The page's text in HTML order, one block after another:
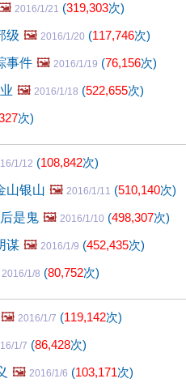
2016/1/21 (319,303次)
级 🖼️ 2016/1/20 (117,746次)
事件 🖼️ 2016/1/19 (76,156次)
🖼️ 2016/1/18 (522,655次)
次)
1/12 (108,842次)
山银山 🖼️ 2016/1/11 (510,140次)
是鬼 🖼️ 2016/1/10 (498,307次)
谋 🖼️ 2016/1/9 (452,435次)
2016/1/8 (80,752次)
🖼️ 2016/1/7 (119,142次)
1/7 (86,428次)
🖼️ 2016/1/6 (103,171次)